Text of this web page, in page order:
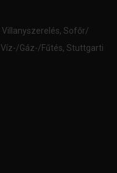
Villanyszerelés, Sofőr/
Víz-/Gáz-/Fűtés, Stuttgarti